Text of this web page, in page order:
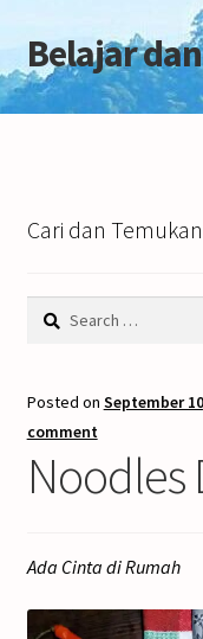
Skip
to
navigation
Skip
to
Belajar
Home
Cari dan Temukan
Search
Posted on September
comment
Noodles
Ada Cinta di Rumah